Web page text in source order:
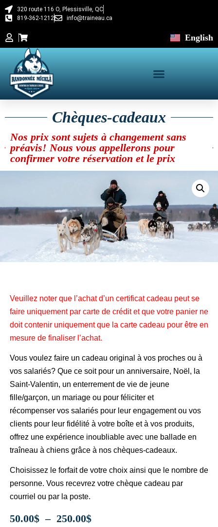
320 route 116 O, Plessisville, QC
819-362-1212
info@traineau.ca
English
Chèques-cadeaux
Nos prix sont sujets à changement sans
préavis! Nous vous appellerons pour
confirmer votre réservation et le prix
Veuillez noter que l’achat d’un certificat cadeau peut se
faire uniquement par carte de crédit et que votre panier ne
doit contenir uniquement que la carte cadeau pour être en
mesure de finaliser l’achat.
Vous voulez faire un cadeau original à vos proches ou à
vos salariés? Que ce soit pour un anniversaire, Noël, la
Saint-Valentin, un enterrement de vie de jeune
fille/garçon, un mariage ou pour féliciter et
récompenser vos salariés pour leur engagement ou vos
clients pour leur fidélité à votre boîte et à vos produits,
offrez une expérience inoubliable avec une ballade en
traîneau à chiens grâce à nos chèques-cadeaux.
Choisissez le forfait de votre choix ainsi que le nombre de
personne. Vous recevrez votre chèque cadeau par
courriel ou par la poste.
50.00$ – 250.00$